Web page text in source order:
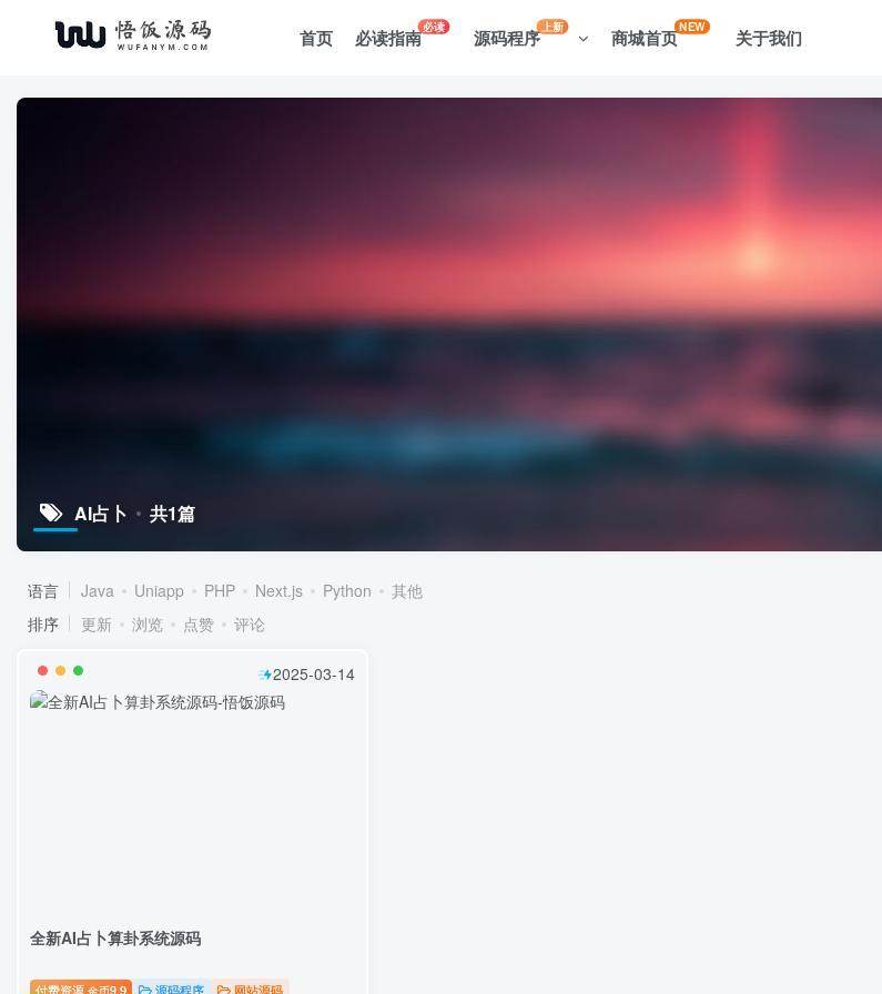
首页 必读指南必读 源码程序上新 商城首页NEW 关于我们
AI占卜 共1篇
语言 Java Uniapp PHP Next.js Python
其他
排序
更新 浏览 点赞 评论
2025-03-14
全新AI占卜算卦系统源码
付费资源 9.9 源码程序 网站源码